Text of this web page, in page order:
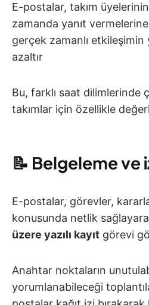
E-postalar, takım
zamanda yanıt
gerçek zamanlı etkileşimin
azaltır
Bu, farklı saat dilimlerinde
takımlar için özellikle
📝 Belgeleme ve
E-postalar, görevler,
konusunda netlik
üzere yazılı kayıt görevi
Anahtar noktaların
yorumlanabileceği